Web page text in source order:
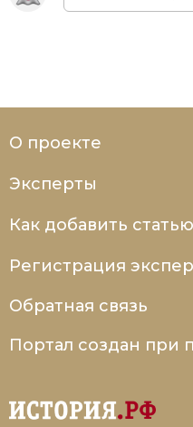
СССР
Южная Америка
О проекте
Эксперты
Как добавить
Регистрация
Обратная связь
Портал создан при